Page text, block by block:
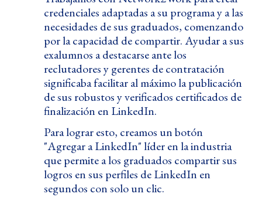
credenciales adaptadas a su programa y a las
necesidades de sus graduados, comenzando
por la capacidad de compartir. Ayudar a sus
exalumnos a destacarse ante los
reclutadores y gerentes de contratación
significaba facilitar al máximo la publicación
de sus robustos y verificados certificados de
finalización en LinkedIn.
Para lograr esto, creamos un botón
"Agregar a LinkedIn" líder en la industria
que permite a los graduados compartir sus
logros en sus perfiles de LinkedIn en
segundos con solo un clic.